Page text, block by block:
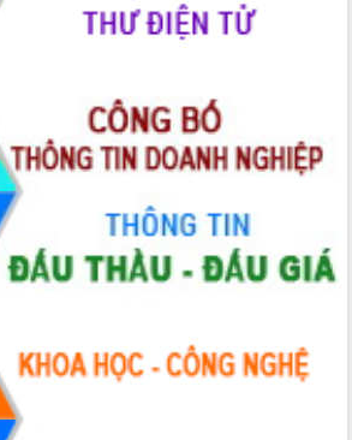
gặp
Hồ Chí
liệt sĩ
Hòa
trong
quy
và Môi
khảo sát
gói
các
xúc